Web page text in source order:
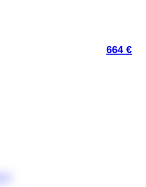
664 €